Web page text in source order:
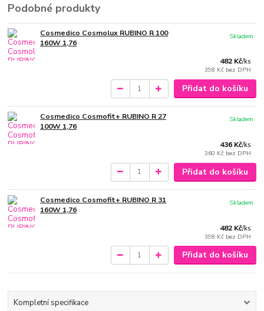
Podobné produkty
Cosmedico Cosmolux RUBINO R 100
160W 1,76
482 Kč/ks
398 Kč bez DPH
Skladem
Přidat do košíku
Cosmedico Cosmofit+ RUBINO R 27
100W 1,76
436 Kč/ks
360 Kč bez DPH
Skladem
Přidat do košíku
Cosmedico Cosmofit+ RUBINO R 31
160W 1,76
482 Kč/ks
398 Kč bez DPH
Skladem
Přidat do košíku
Kompletní specifikace